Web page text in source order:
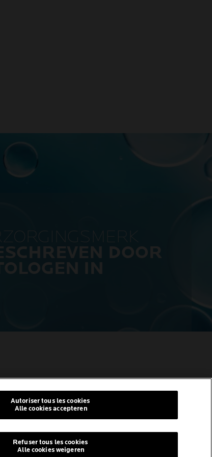
DOOR
IN
Posay
© Getty Images
© Thinkstock
© L'ORÉAL
Refuser tous les cookies
Alle cookies weigeren
Autoriser tous les cookies
Alle cookies accepteren